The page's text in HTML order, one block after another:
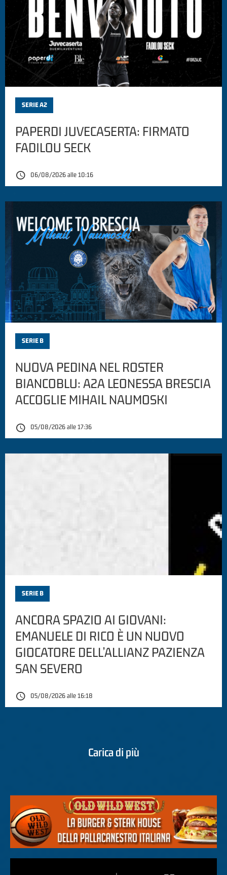
SERIE A2
PAPERDI JUVECASERTA: FIRMATO
FADILOU SECK
06/08/2026 alle 10:16
SERIE B
NUOVA PEDINA NEL ROSTER
BIANCOBLU: A2A LEONESSA BRESCIA
ACCOGLIE MIHAIL NAUMOSKI
05/08/2026 alle 17:36
SERIE B
ANCORA SPAZIO AI GIOVANI:
EMANUELE DI RICO È UN NUOVO
GIOCATORE DELL’ALLIANZ PAZIENZA
SAN SEVERO
05/08/2026 alle 16:18
Carica di più